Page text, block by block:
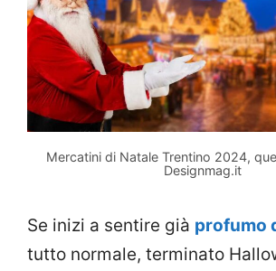
Mercatini di Natale Trentino 2024,
Designmag.it
Se inizi a sentire già profumo
tutto normale, terminato